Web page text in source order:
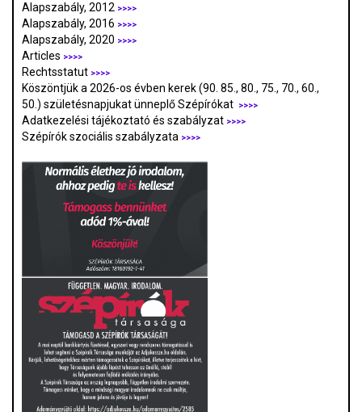
Alapszabály, 2012 >>>>
Alapszabály, 2016 >>>>
Alapszabály, 2020 >>>>
Articles >>>>
Rechtsstatut >>>>
Köszöntjük a 2026-os évben kerek (90. 85., 80., 75., 70., 60.,
50.) születésnapjukat ünneplő Szépírókat
>>>>
Adatkezelési tájékoztató és szabályzat >>>>
Szépírók szociális szabályzata >>>>